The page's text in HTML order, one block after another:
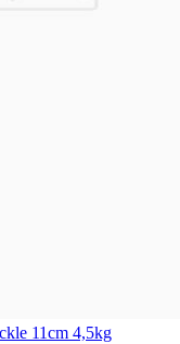
11cm 4,5kg